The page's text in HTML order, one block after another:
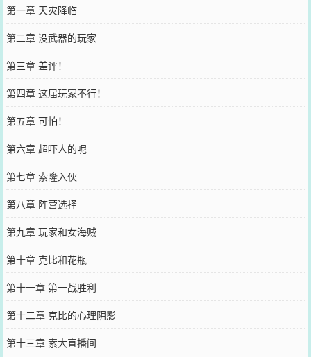
第一章 天灾降临
第二章 没武器的玩家
第三章 差评！
第四章 这届玩家不行！
第五章 可怕！
第六章 超吓人的呢
第七章 索隆入伙
第八章 阵营选择
第九章 玩家和女海贼
第十章 克比和花瓶
第十一章 第一战胜利
第十二章 克比的心理阴影
第十三章 索大直播间